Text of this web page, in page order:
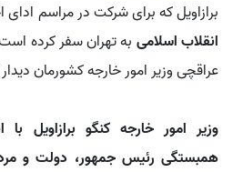
برازاویل که برای شرکت در مراسم ادای
انقلاب اسلامی به تهران سفر کرده
عراقچی وزیر امور خارجه کشورمان
وزیر امور خارجه کنگو برازاویل
همبستگی رئیس جمهور، دولت و